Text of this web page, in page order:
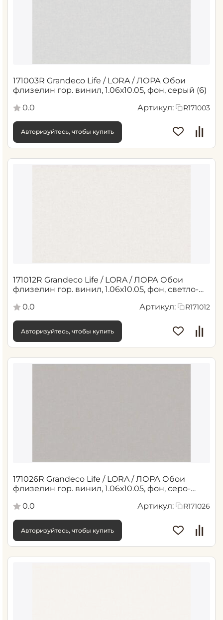
171003R Grandeco Life / LORA / ЛОРА Обои
флизелин гор. винил, 1.06х10.05, фон, серый (6)
0.0
Артикул: R171003
Авторизуйтесь, чтобы купить
171012R Grandeco Life / LORA / ЛОРА Обои
флизелин гор. винил, 1.06х10.05, фон, светло-
0.0
Артикул: R171012
Авторизуйтесь, чтобы купить
171026R Grandeco Life / LORA / ЛОРА Обои
флизелин гор. винил, 1.06х10.05, фон, серо-
0.0
Артикул: R171026
Авторизуйтесь, чтобы купить